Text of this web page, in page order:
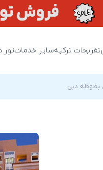
تفریحات ترکیهسایر خدماتتور
بطوطه دبی